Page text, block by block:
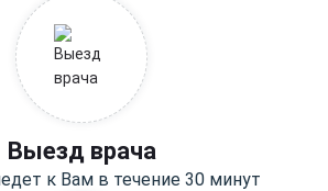
Выезд врача
к Вам в течение 30 минут